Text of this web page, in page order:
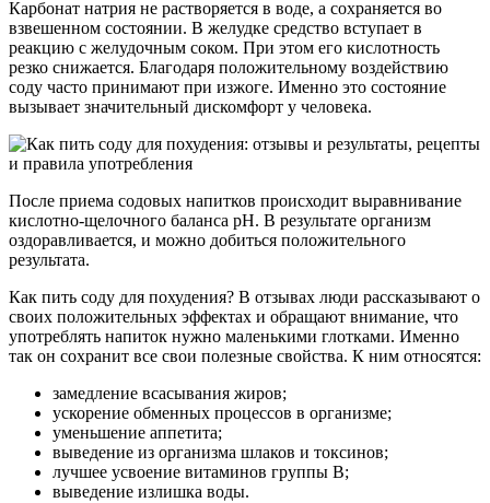
Карбонат натрия не растворяется в воде, а сохраняется во
взвешенном состоянии. В желудке средство вступает в
реакцию с желудочным соком. При этом его кислотность
резко снижается. Благодаря положительному воздействию
соду часто принимают при изжоге. Именно это состояние
вызывает значительный дискомфорт у человека.
После приема содовых напитков происходит выравнивание
кислотно-щелочного баланса pH. В результате организм
оздоравливается, и можно добиться положительного
результата.
Как пить соду для похудения? В отзывах люди рассказывают о
своих положительных эффектах и обращают внимание, что
употреблять напиток нужно маленькими глотками. Именно
так он сохранит все свои полезные свойства. К ним относятся:
замедление всасывания жиров;
ускорение обменных процессов в организме;
уменьшение аппетита;
выведение из организма шлаков и токсинов;
лучшее усвоение витаминов группы В;
выведение излишка воды.